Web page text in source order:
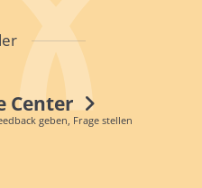
Center
geben, Frage stellen